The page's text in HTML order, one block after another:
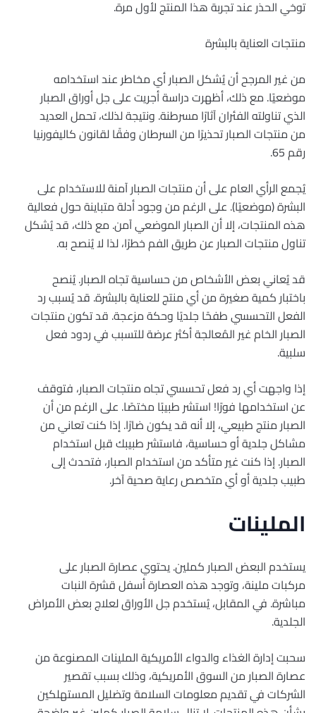
توخي الحذر عند تجربة هذا المنتج لأول مرة.
منتجات العناية بالبشرة
من غير المرجح أن يُشكل الصبار أي مخاطر عند استخدامه
موضعيًا. مع ذلك، أظهرت دراسة أجريت على جل أوراق الصبار
الذي تناولته الفئران آثارًا مسرطنة. ونتيجة لذلك، تحمل العديد
من منتجات الصبار تحذيرًا من السرطان وفقًا لقانون كاليفورنيا
رقم 65.
يُجمع الرأي العام على أن منتجات الصبار آمنة للاستخدام على
البشرة (موضعيًا). على الرغم من وجود أدلة متباينة حول فعالية
هذه المنتجات، إلا أن الصبار الموضعي آمن. مع ذلك، قد يُشكل
تناول منتجات الصبار عن طريق الفم خطرًا، لذا لا يُنصح به.
قد يُعاني بعض الأشخاص من حساسية تجاه الصبار. يُنصح
باختبار كمية صغيرة من أي منتج للعناية بالبشرة. قد يُسبب رد
الفعل التحسسي طفحًا جلديًا وحكة مزعجة. قد تكون منتجات
الصبار الخام غير المُعالجة أكثر عرضة للتسبب في ردود فعل
سلبية.
إذا واجهت أي رد فعل تحسسي تجاه منتجات الصبار، فتوقف
عن استخدامها فورًا! استشر طبيبًا مختصًا. على الرغم من أن
الصبار منتج طبيعي، إلا أنه قد يكون ضارًا. إذا كنت تعاني من
مشاكل جلدية أو حساسية، فاستشر طبيبك قبل استخدام
الصبار. إذا كنت غير متأكد من استخدام الصبار، فتحدث إلى
طبيب جلدية أو أي متخصص رعاية صحية آخر.
الملينات
يستخدم البعض الصبار كملين. يحتوي عصارة الصبار على
مركبات ملينة، وتوجد هذه العصارة أسفل قشرة النبات
مباشرة. في المقابل، يُستخدم جل الأوراق لعلاج بعض الأمراض
الجلدية.
سحبت إدارة الغذاء والدواء الأمريكية الملينات المصنوعة من
عصارة الصبار من السوق الأمريكية، وذلك بسبب تقصير
الشركات في تقديم معلومات السلامة وتضليل المستهلكين